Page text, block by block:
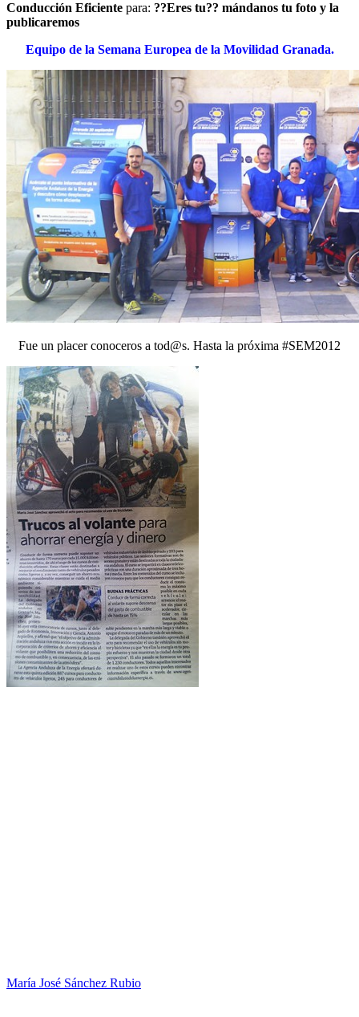
Conducción Eficiente para: ??Eres tu?? mándanos tu foto y la
publicaremos
Equipo de la Semana Europea de la Movilidad Granada.
Fue un placer conoceros a tod@s. Hasta la próxima #SEM2012
María José Sánchez Rubio